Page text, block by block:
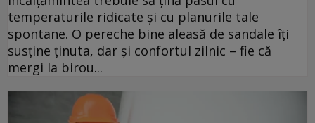
temperaturile ridicate și cu planurile tale
spontane. O pereche bine aleasă de sandale îți
susține ținuta, dar și confortul zilnic – fie că
mergi la birou...